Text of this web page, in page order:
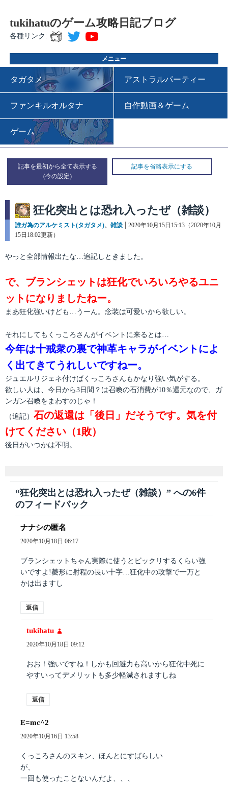
tukihatuのゲーム攻略日記ブログ
各種リンク:
メニュー
タガタメ アストラルパーティー
ファンキルオルタナ 自作動画＆ゲーム
ゲーム
記事を最初から全て表示する 記事を省略表示にする
狂化突出とは恐れ入ったぜ（雑談）
カ
テ
リ
誰ガ為のアルケミスト(タガタメ)、 雑談
投
2020年10月15日15:13（2020年10月
15日18:02更新）
やっと全部情報出たな…追記しときました。
で、ブランシェットは狂化でいろいろやるユニ
ットになりましたねー。
まあ狂化強いけども…うーん。念装は可愛いから欲しい。
それにしてもくっころさんがイベントに来るとは…
今年は十戒衆の裏で神革キャラがイベントによ
く出てきてうれしいですねー。
ジュエルリジェネ付けばくっころさんもかなり強い気がする。
欲しい人は、今日から3日間？は召喚の石消費が10％還元なので、ガ
ンガン召喚をまわすのじゃ！
（追記） 石の返還は「後日」だそうです。気を付
けてください（1敗）
後日がいつかは不明。
“狂化突出とは恐れ入ったぜ（雑談）” への6件
のフィードバック
ナナシの匿名
り:
2020年10月18日 06:17
ブランシェットちゃん実際に使うとビックリするくらい強
いですよ!菱形に射程の長い十字…狂化中の攻撃で一万と
かは出ますし
返信
tukihatu
り:
2020年10月18日 09:12
おお！強いですね！しかも回避力も高いから狂化中死に
やすいってデメリットも多少軽減されますしね
返信
E=mc^2
り:
2020年10月16日 13:58
くっころさんのスキン、ほんとにすばらしい
が、
一回も使ったことないんだよ、、、